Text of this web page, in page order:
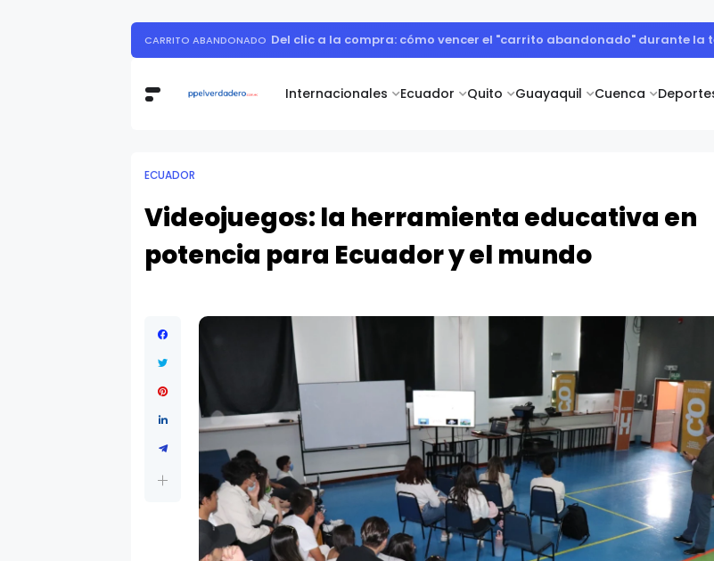
Internacionales Ecuador Quito Guayaquil Cuenca
EMPRESAS 37% de las empresas opera su logística con plataformas aisladas de sus
ECUADOR
Videojuegos: la herramienta educativa en
potencia para Ecuador y el mundo